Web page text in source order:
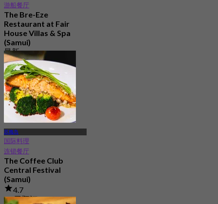
游船餐厅
The Bre-Eze
Restaurant at Fair
House Villas & Spa
(Samui)
最新
3.9
起฿ 495
苏梅岛
国际料理
连锁餐厅
The Coffee Club
Central Festival
(Samui)
4.7
21 已预订